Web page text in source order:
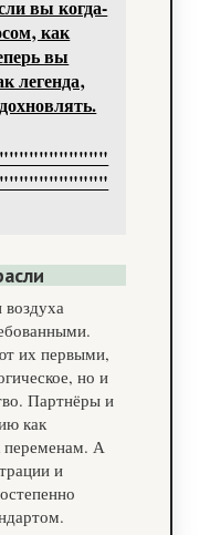
вы когда-
как
вы
легенда‚
их первыми,
но и
Партнёры и
как
переменам. А
и